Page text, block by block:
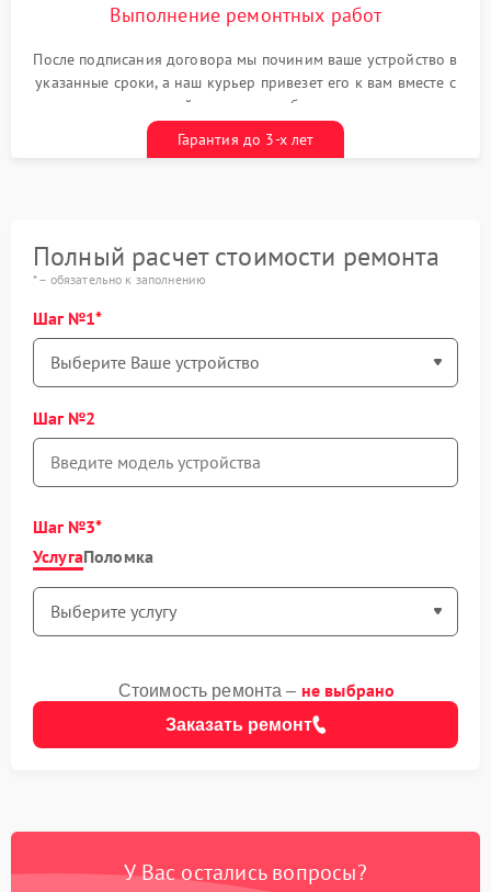
Выполнение ремонтных работ
После подписания договора мы починим ваше устройство в
указанные сроки, а наш курьер привезет его к вам вместе с
гарантийным талоном бесплатно
Гарантия до 3-х лет
Полный расчет стоимости ремонта
* – обязательно к заполнению
Шаг №1
Шаг №2
Шаг №3
УслугаПоломка
Заказать ремонт
Стоимость ремонта – не выбрано
У Вас остались вопросы?